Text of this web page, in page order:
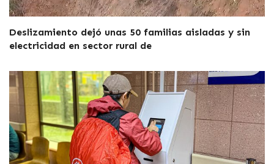
Deslizamiento dejó unas 50 familias aisladas y sin
electricidad en sector rural de